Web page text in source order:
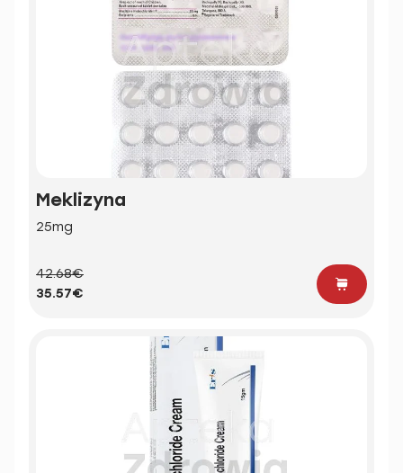
Meklizyna
25mg
42.68€
35.57€